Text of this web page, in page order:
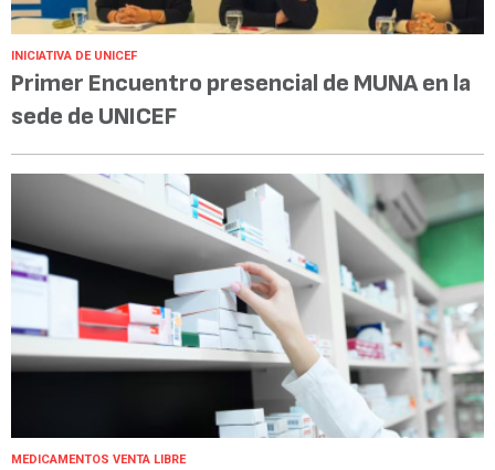
INICIATIVA DE UNICEF
Primer Encuentro presencial de MUNA en la
sede de UNICEF
MEDICAMENTOS VENTA LIBRE